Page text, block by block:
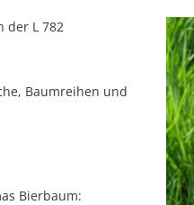
der L 782
Baumreihen und
Bierbaum: